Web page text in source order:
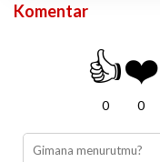
Komentar
👍
0
❤️
0